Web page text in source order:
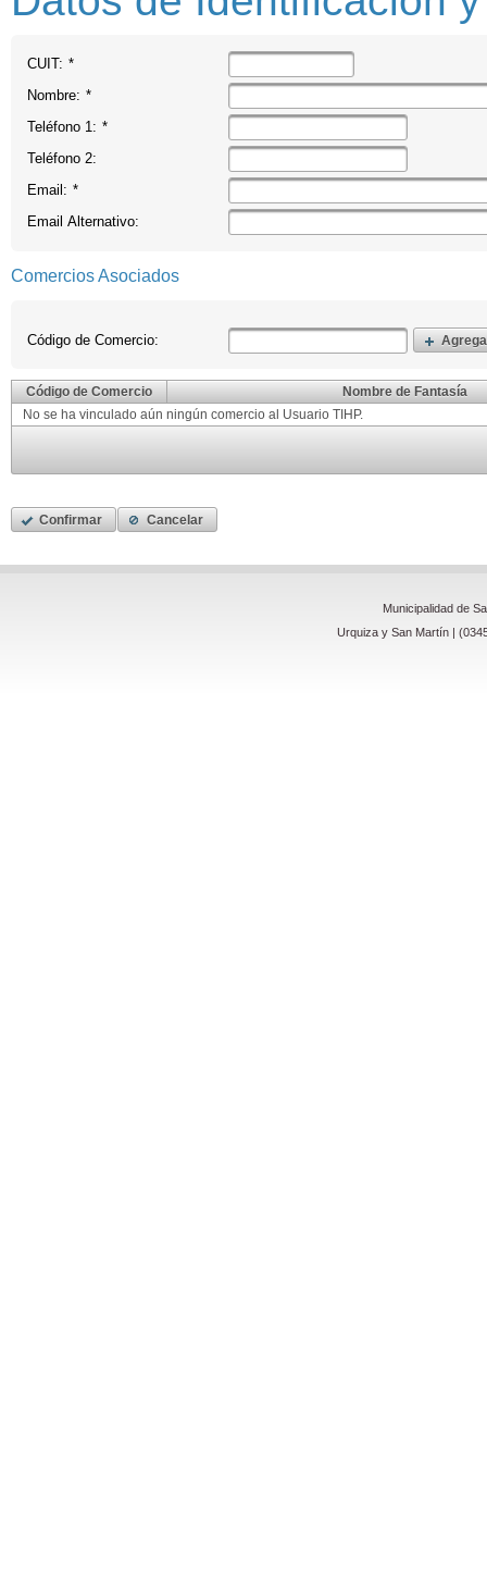
CUIT: *
Nombre: *
Teléfono 1: *
Teléfono 2:
Email: *
Email Alternativo:
Comercios Asociados
Código de Comercio:
Código de Comercio
Nombre de Fantasía
No se ha vinculado aún ningún comercio al Usuario TIHP.
Confirmar Cancelar
Municipalidad de
Urquiza y San Martín |